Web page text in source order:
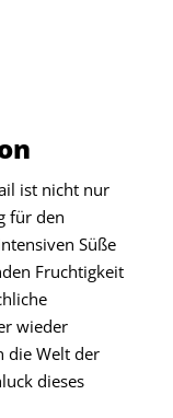
ist nicht nur
für den
Süße
Fruchtigkeit
wieder
die Welt der
dieses